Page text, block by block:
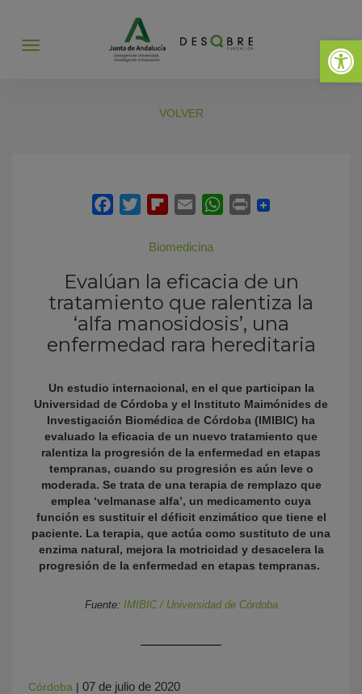
Abrir
Abrir
VOLVER
Biomedicina
Evalúan la eficacia de un
tratamiento que ralentiza la
‘alfa manosidosis’, una
enfermedad rara hereditaria
Un estudio internacional, en el que participan la
Universidad de Córdoba y el Instituto Maimónides de
Investigación Biomédica de Córdoba (IMIBIC) ha
evaluado la eficacia de un nuevo tratamiento que
ralentiza la progresión de la enfermedad en etapas
tempranas, cuando su progresión es aún leve o
moderada. Se trata de una terapia de remplazo que
emplea ‘velmanase alfa’, un medicamento cuya
función es sustituir el déficit enzimático que tiene el
paciente. La terapia, que actúa como sustituto de una
enzima natural, mejora la motricidad y desacelera la
progresión de la enfermedad en etapas tempranas.
Fuente: IMIBIC / Universidad de Córdoba
Córdoba | 07 de julio de 2020